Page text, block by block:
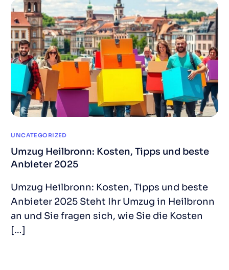
UNCATEGORIZED
Umzug Heilbronn: Kosten, Tipps und beste
Anbieter 2025
Umzug Heilbronn: Kosten, Tipps und beste
Anbieter 2025 Steht Ihr Umzug in Heilbronn
an und Sie fragen sich, wie Sie die Kosten
[…]